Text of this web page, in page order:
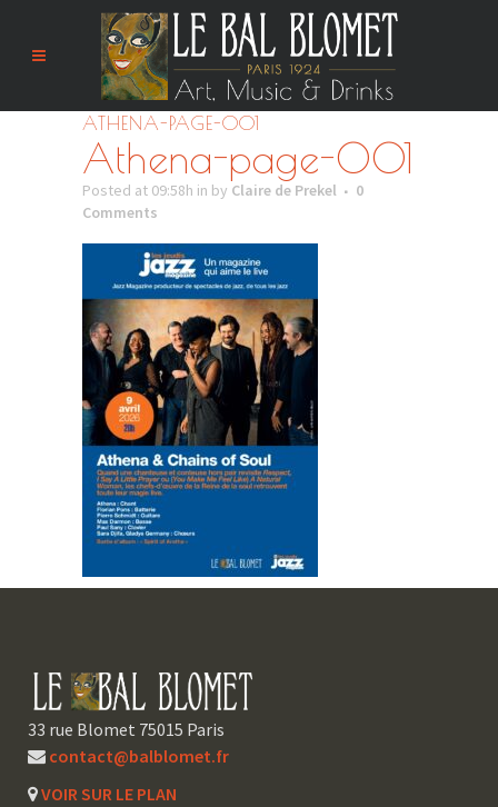
ATHENA-PAGE-001
Athena-page-001
Posted at 09:58h in by Claire de Prekel
0
Comments
33 rue Blomet 75015 Paris
contact@balblomet.fr
VOIR SUR LE PLAN